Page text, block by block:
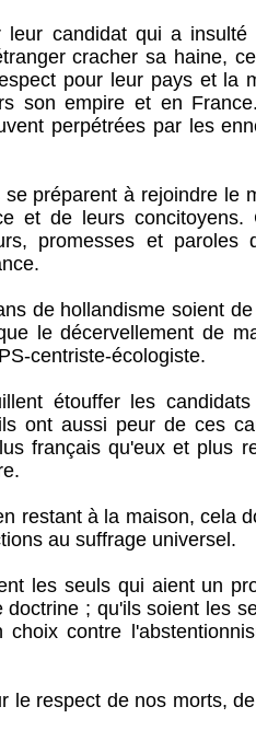
candidat qui a insulté
cracher sa haine,
pour leur pays et la
son empire et en
perpétrées par les
à rejoindre le
et de leurs concitoyens.
promesses et paroles
hollandisme soient de
le décervellement de
centriste-écologiste.
les candidats
ont aussi peur de ces
français qu'eux et plus
à la maison, cela
au suffrage universel.
seuls qui aient un
; qu'ils soient les
contre
respect de nos morts, de